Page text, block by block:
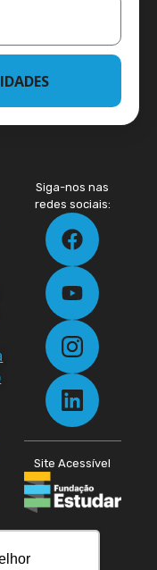
Siga-nos nas
redes sociais:
Site Acessível